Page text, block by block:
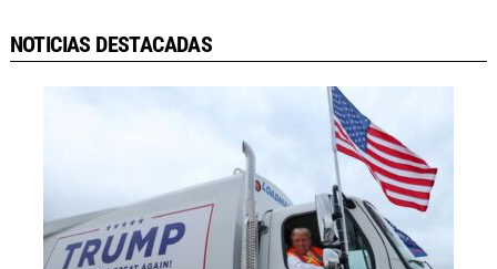
NOTICIAS DESTACADAS